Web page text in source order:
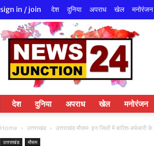
sign in / join देश दुनिया अपराध खेल मनोरंजन
देश दुनिया अपराध खेल मनोरंजन
Home उत्तराखंड उत्तराखंड मौसमः इन जिलों में बारिश-
उत्तराखंड मौसम